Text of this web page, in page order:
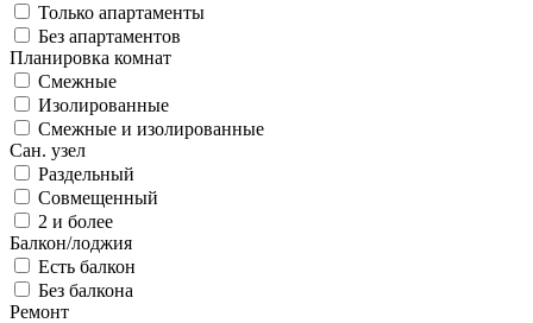
Только апартаменты
Без апартаментов
Планировка комнат
Смежные
Изолированные
Смежные и изолированные
Сан. узел
Раздельный
Совмещенный
2 и более
Балкон/лоджия
Есть балкон
Без балкона
Ремонт